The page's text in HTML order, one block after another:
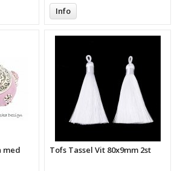
Info
med
Tofs Tassel Vit 80x9mm 2st